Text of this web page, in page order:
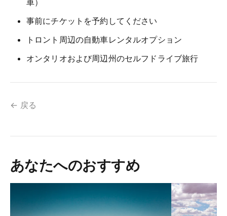
事前にチケットを予約してください
トロント周辺の自動車レンタルオプション
オンタリオおよび周辺州のセルフドライブ旅行
← 戻る
あなたへのおすすめ